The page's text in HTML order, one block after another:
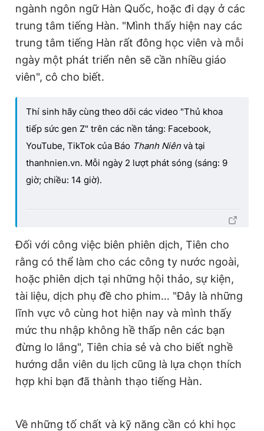
ngành ngôn ngữ Hàn Quốc, hoặc đi dạy ở các
trung tâm tiếng Hàn. "Mình thấy hiện nay các
trung tâm tiếng Hàn rất đông học viên và mỗi
ngày một phát triển nên sẽ cần nhiều giáo
viên", cô cho biết.
Thí sinh hãy cùng theo dõi các video "Thủ khoa
tiếp sức gen Z" trên các nền tảng: Facebook,
YouTube, TikTok của Báo Thanh Niên và tại
thanhnien.vn. Mỗi ngày 2 lượt phát sóng (sáng: 9
giờ; chiều: 14 giờ).
Đối với công việc biên phiên dịch, Tiên cho
rằng có thể làm cho các công ty nước ngoài,
hoặc phiên dịch tại những hội thảo, sự kiện,
tài liệu, dịch phụ đề cho phim… "Đây là những
lĩnh vực vô cùng hot hiện nay và mình thấy
mức thu nhập không hề thấp nên các bạn
đừng lo lắng", Tiên chia sẻ và cho biết nghề
hướng dẫn viên du lịch cũng là lựa chọn thích
hợp khi bạn đã thành thạo tiếng Hàn.
Về những tố chất và kỹ năng cần có khi học